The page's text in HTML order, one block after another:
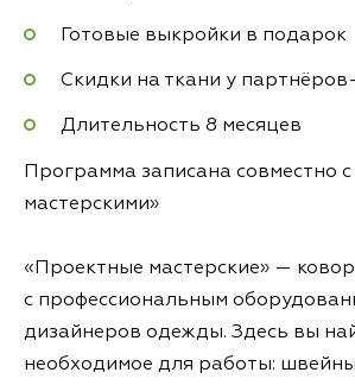
Готовые выкройки в подарок
Скидки на ткани у
Длительность 8 месяцев
Программа записана совместно
мастерскими»
«Проектные мастерские» —
с профессиональным
дизайнеров одежды. Здесь вы
необходимое для работы: